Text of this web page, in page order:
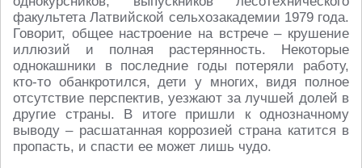
факультета Латвийской сельхозакадемии 1979 года.
Говорит, общее настроение на встрече – крушение
иллюзий и полная растерянность. Некоторые
однокашники в последние годы потеряли работу,
кто-то обанкротился, дети у многих, видя полное
отсутствие перспектив, уезжают за лучшей долей в
другие страны. В итоге пришли к однозначному
выводу – расшатанная коррозией страна катится в
пропасть, и спасти ее может лишь чудо.